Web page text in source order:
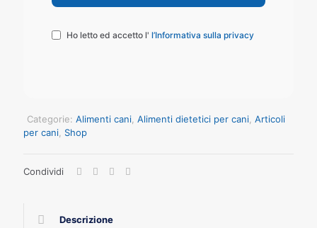
Ho letto ed accetto l' l’Informativa sulla privacy
Categorie: Alimenti cani Alimenti dietetici per cani Articoli
per cani Shop
Condividi
Descrizione